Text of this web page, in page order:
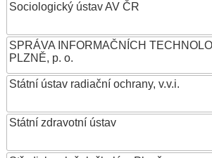
Sociologický ústav AV ČR
SPRÁVA INFORMAČNÍCH
PLZNĚ, p. o.
Státní ústav radiační ochrany, v.v.i.
Státní zdravotní ústav